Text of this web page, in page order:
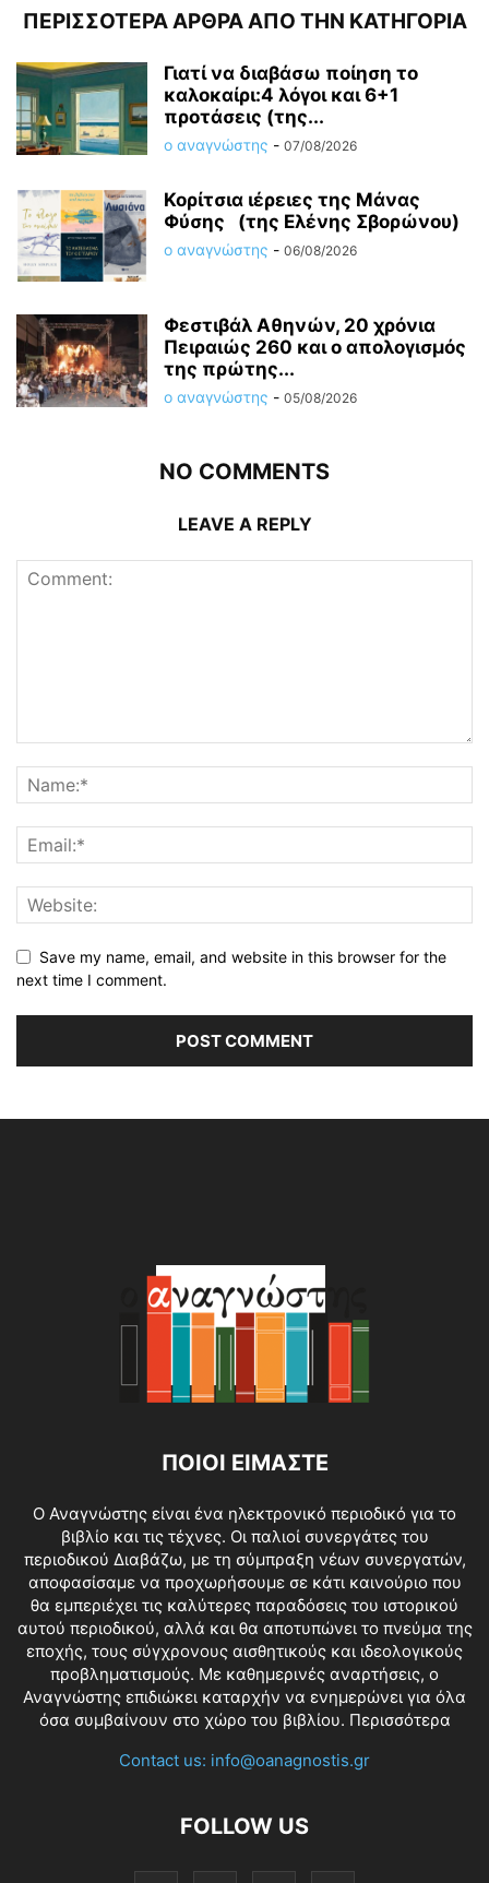
ΠΕΡΙΣΣΟΤΕΡΑ ΑΡΘΡΑ ΑΠΟ ΤΗΝ ΚΑΤΗΓΟΡΙΑ
Γιατί να διαβάσω ποίηση το
καλοκαίρι:4 λόγοι και 6+1
προτάσεις (της...
ο αναγνώστης - 07/08/2026
Κορίτσια ιέρειες της Μάνας
Φύσης (της Ελένης Σβορώνου)
ο αναγνώστης - 06/08/2026
Φεστιβάλ Αθηνών, 20 χρόνια
Πειραιώς 260 και ο απολογισμός
της πρώτης...
ο αναγνώστης - 05/08/2026
NO COMMENTS
LEAVE A REPLY
Save my name, email, and website in this browser for the
next time I comment.
ΠΟΙΟΙ ΕΙΜΑΣΤΕ
O Αναγνώστης είναι ένα ηλεκτρονικό περιοδικό για το
βιβλίο και τις τέχνες. Οι παλιοί συνεργάτες του
περιοδικού Διαβάζω, με τη σύμπραξη νέων συνεργατών,
αποφασίσαμε να προχωρήσουμε σε κάτι καινούριο που
θα εμπεριέχει τις καλύτερες παραδόσεις του ιστορικού
αυτού περιοδικού, αλλά και θα αποτυπώνει το πνεύμα της
εποχής, τους σύγχρονους αισθητικούς και ιδεολογικούς
προβληματισμούς. Με καθημερινές αναρτήσεις, ο
Αναγνώστης επιδιώκει καταρχήν να ενημερώνει για όλα
όσα συμβαίνουν στο χώρο του βιβλίου. Περισσότερα
Contact us: info@oanagnostis.gr
FOLLOW US